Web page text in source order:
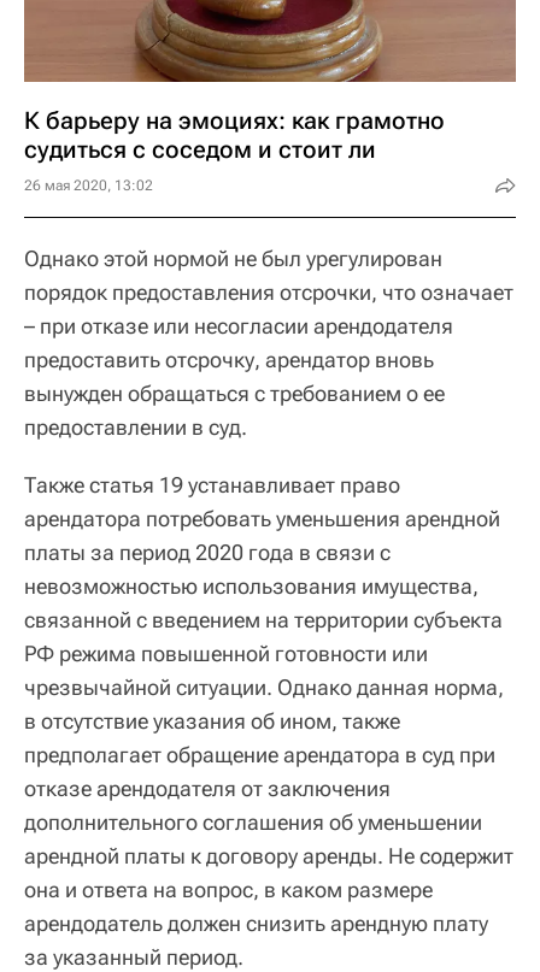
К барьеру на эмоциях: как грамотно
судиться с соседом и стоит ли
26 мая 2020, 13:02
Однако этой нормой не был урегулирован
порядок предоставления отсрочки, что означает
– при отказе или несогласии арендодателя
предоставить отсрочку, арендатор вновь
вынужден обращаться с требованием о ее
предоставлении в суд.
Также статья 19 устанавливает право
арендатора потребовать уменьшения арендной
платы за период 2020 года в связи с
невозможностью использования имущества,
связанной с введением на территории субъекта
РФ режима повышенной готовности или
чрезвычайной ситуации. Однако данная норма,
в отсутствие указания об ином, также
предполагает обращение арендатора в суд при
отказе арендодателя от заключения
дополнительного соглашения об уменьшении
арендной платы к договору аренды. Не содержит
она и ответа на вопрос, в каком размере
арендодатель должен снизить арендную плату
за указанный период.